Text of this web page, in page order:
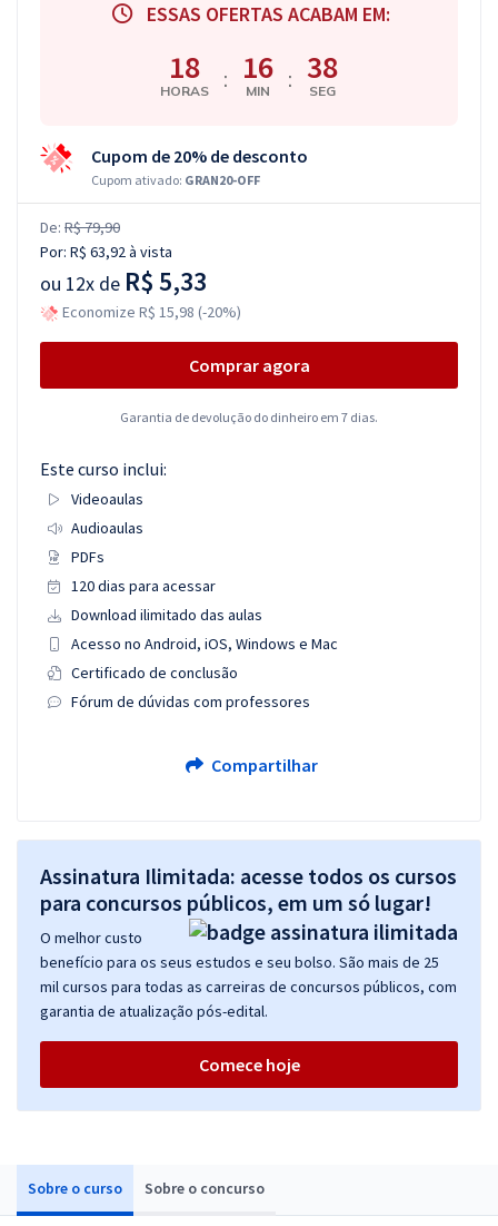
Sobre o curso Sobre o concurso
ESSAS OFERTAS ACABAM EM:
18
HORAS : 16
MIN : 38
SEG
Cupom de 20% de desconto
Cupom ativado: GRAN20-OFF
De: R$ 79,90
Por: R$ 63,92à vista
ou 12x de R$ 5,33
Economize R$ 15,98 (-20%)
Comprar agora
Garantia de devolução do dinheiro em 7 dias.
Este curso inclui:
Videoaulas
Audioaulas
PDFs
120 dias para acessar
Download ilimitado das aulas
Acesso no Android, iOS, Windows e Mac
Certificado de conclusão
Fórum de dúvidas com professores
Compartilhar
Assinatura Ilimitada: acesse todos os cursos
para concursos públicos, em um só lugar!
O melhor custo
benefício para os seus estudos e seu bolso. São mais de 25
mil cursos para todas as carreiras de concursos públicos, com
garantia de atualização pós-edital.
Comece hoje